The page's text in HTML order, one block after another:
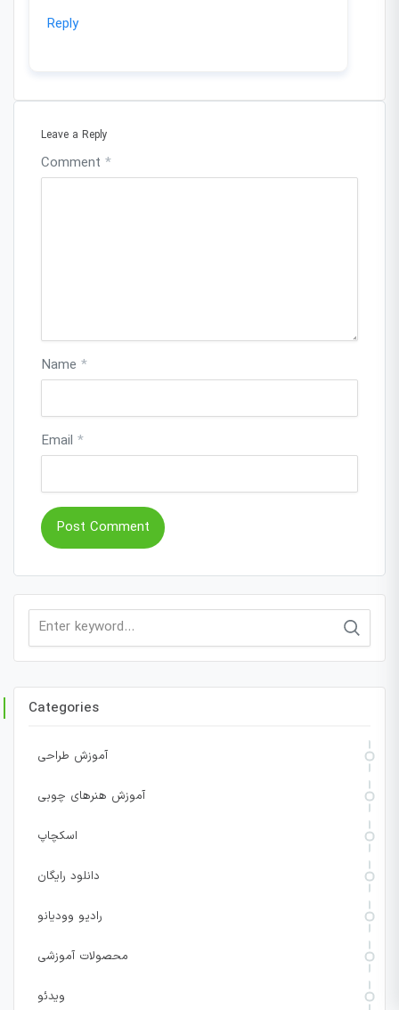
Reply
Leave a Reply
Comment *
Name *
Email *
Search
Categories
آموزش طراحی
آموزش هنرهای چوبی
اسکچاپ
دانلود رایگان
رادیو وودیانو
محصولات آموزشی
ویدئو